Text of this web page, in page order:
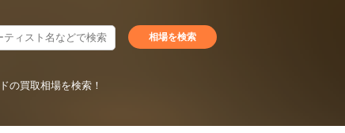
の買取相場を検索！